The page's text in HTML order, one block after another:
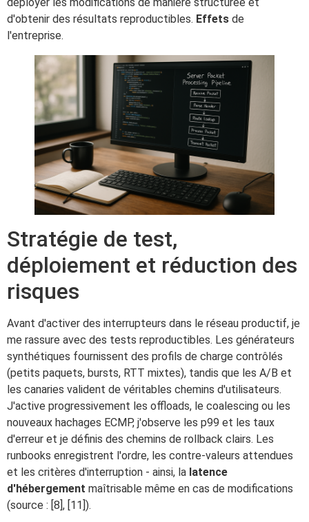
d'obtenir des résultats reproductibles. Effets de
l'entreprise.
Stratégie de test,
déploiement et réduction des
risques
Avant d'activer des interrupteurs dans le réseau productif, je
me rassure avec des tests reproductibles. Les générateurs
synthétiques fournissent des profils de charge contrôlés
(petits paquets, bursts, RTT mixtes), tandis que les A/B et
les canaries valident de véritables chemins d'utilisateurs.
J'active progressivement les offloads, le coalescing ou les
nouveaux hachages ECMP, j'observe les p99 et les taux
d'erreur et je définis des chemins de rollback clairs. Les
runbooks enregistrent l'ordre, les contre-valeurs attendues
et les critères d'interruption - ainsi, la latence
d'hébergement maîtrisable même en cas de modifications
(source : [8], [11]).